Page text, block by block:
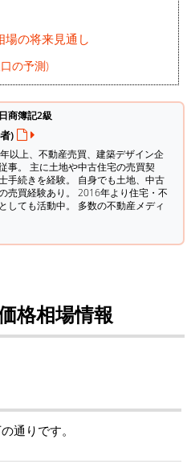
場の将来見通し
の予測)
商簿記2級
)
以上、不動産売買、建築デザイン企
事。 主に土地や中古住宅の売買契
手続きを経験。 自身でも土地、中古
売買経験あり。 2016年より住宅・不
しても活動中。 多数の不動産メディ
格相場情報
通りです。